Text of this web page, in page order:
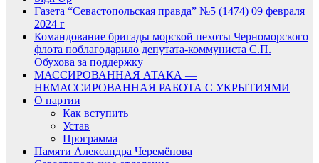
Газета “Севастопольская правда” №5 (1474) 09 февраля
2024 г
Командование бригады морской пехоты Черноморского
флота поблагодарило депутата-коммуниста С.П.
Обухова за поддержку
МАССИРОВАННАЯ АТАКА —
НЕМАССИРОВАННАЯ РАБОТА С УКРЫТИЯМИ
О партии
Как вступить
Устав
Программа
Памяти Александра Черемёнова